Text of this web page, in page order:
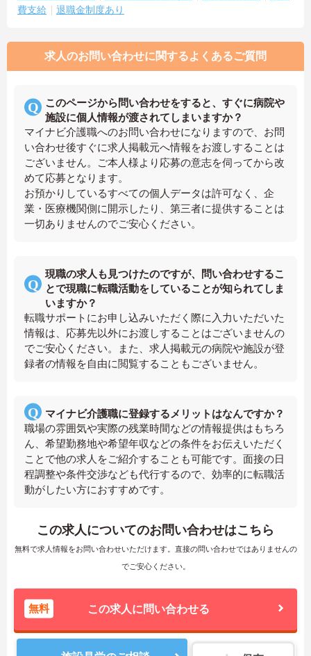
費支給
退職金制度あり
求人のお問い合わせに関するよくあるご質問
このページから問い合わせをすると、すぐに病院や
施設に個人情報が渡されてしまいますか？
マイナビ介護職へのお問い合わせになりますので、お問
い合わせ後すぐに求人掲載元へ情報をお渡しすることは
ございません。ご本人様より応募の意志を伺ってから改
めて応募となります。
お預かりしているすべての個人データは許可なく、企
業・医療機関側に開示したり、第三者に提供することは
一切ありませんのでご安心ください。
現職の求人も見つけたのですが、問い合わせするこ
とで現職に転職活動をしていることが知られてしま
いますか？
転職サポートにお申し込みいただく際に入力いただいた
情報は、応募先以外にお渡しすることはございませんの
でご安心ください。また、求人掲載元の病院や施設が登
録者の情報を自由に閲覧することもございません。
マイナビ介護職に登録するメリットはなんですか？
職場の雰囲気や実際の残業時間などの情報提供はもちろ
ん、希望勤務地や希望年収などの条件をお伝えいただく
ことで他の求人をご紹介することも可能です。面接の日
程調整や条件交渉なども代行するので、効率的に転職活
動がしたい方におすすめです。
この求人についてのお問い合わせはこちら
無料で求人情報をお問い合わせいただけます。直接の問い合わせではありませんの
でご安心ください。
無料 この求人に問い合わせる